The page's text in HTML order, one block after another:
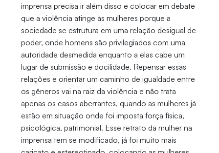
imprensa precisa ir além disso e colocar em debate
que a violência atinge às mulheres porque a
sociedade se estrutura em uma relação desigual de
poder, onde homens são privilegiados com uma
autoridade desmedida enquanto a elas cabe um
lugar de submissão e docilidade. Repensar essas
relações e orientar um caminho de igualdade entre
os gêneros vai na raiz da violência e não trata
apenas os casos aberrantes, quando as mulheres já
estão em situação onde foi imposta força física,
psicológica, patrimonial. Esse retrato da mulher na
imprensa tem se modificado, já foi muito mais